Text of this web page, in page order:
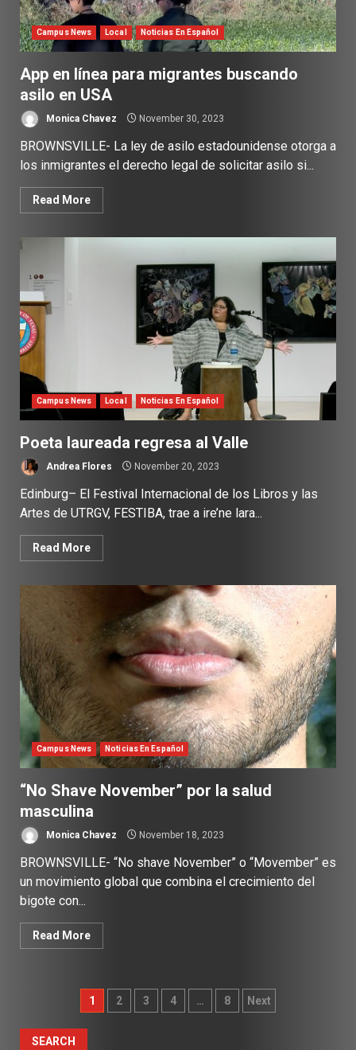
Campus News Local Noticias En Español
App en línea para migrantes buscando
asilo en USA
Monica Chavez November 30, 2023
BROWNSVILLE- La ley de asilo estadounidense otorga a
los inmigrantes el derecho legal de solicitar asilo si...
Read More
Campus News Local Noticias En Español
Poeta laureada regresa al Valle
Andrea Flores November 20, 2023
Edinburg– El Festival Internacional de los Libros y las
Artes de UTRGV, FESTIBA, trae a ire’ne lara...
Read More
Campus News Noticias En Español
“No Shave November” por la salud
masculina
Monica Chavez November 18, 2023
BROWNSVILLE- “No shave November” o “Movember” es
un movimiento global que combina el crecimiento del
bigote con...
Read More
Posts
pagination
1 2 3 4 … 8 Next
SEARCH